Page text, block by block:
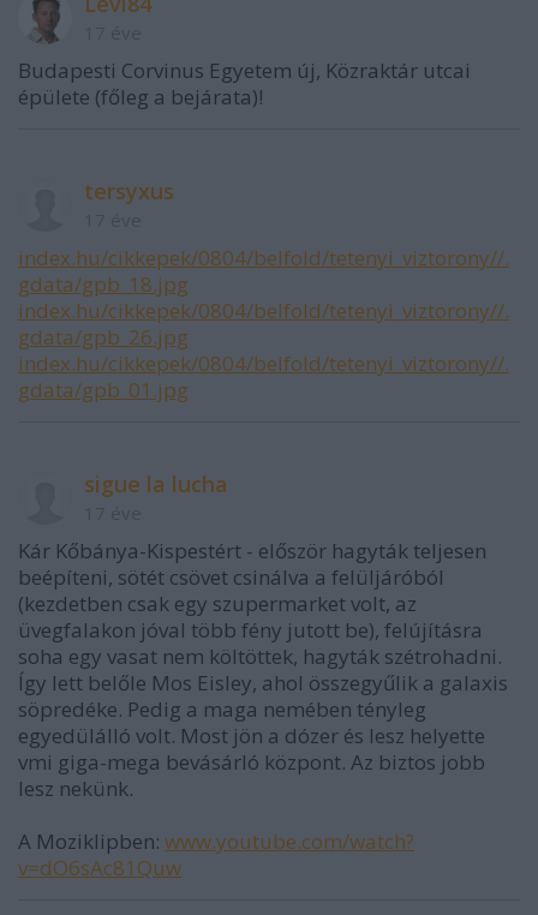
Budapesti Corvinus Egyetem új, Közraktár utcai
épülete (főleg a bejárata)!
tersyxus
index.hu/cikkepek/0804/belfold/tetenyi_viztorony//.
gdata/gpb_18.jpg
index.hu/cikkepek/0804/belfold/tetenyi_viztorony//.
gdata/gpb_26.jpg
index.hu/cikkepek/0804/belfold/tetenyi_viztorony//.
gdata/gpb_01.jpg
sigue la lucha
Kár Kőbánya-Kispestért - először hagyták teljesen
beépíteni, sötét csövet csinálva a felüljáróból
(kezdetben csak egy szupermarket volt, az
üvegfalakon jóval több fény jutott be), felújításra
soha egy vasat nem költöttek, hagyták szétrohadni.
Így lett belőle Mos Eisley, ahol összegyűlik a galaxis
söpredéke. Pedig a maga nemében tényleg
egyedülálló volt. Most jön a dózer és lesz helyette
vmi giga-mega bevásárló központ. Az biztos jobb
lesz nekünk.
A Moziklipben: www.youtube.com/watch?
v=dO6sAc81Quw